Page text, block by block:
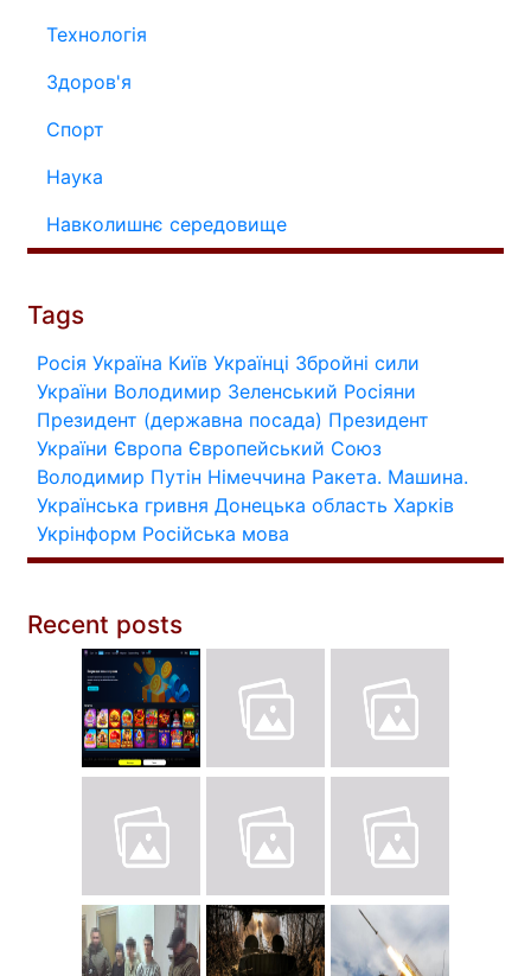
Технологія
Здоров'я
Спорт
Наука
Навколишнє середовище
Tags
Росія Україна Київ Українці Збройні сили
України Володимир Зеленський Росіяни
Президент (державна посада) Президент
України Європа Європейський Союз
Володимир Путін Німеччина Ракета. Машина.
Українська гривня Донецька область Харків
Укрінформ Російська мова
Recent posts